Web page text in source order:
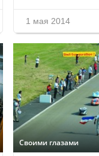
1 мая 2014
Своими глазами